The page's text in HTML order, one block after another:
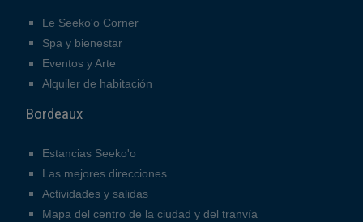
Le Seeko'o Corner
Spa y bienestar
Eventos y Arte
Alquiler de habitación
Bordeaux
Estancias Seeko'o
Las mejores direcciones
Actividades y salidas
Mapa del centro de la ciudad y del tranvía